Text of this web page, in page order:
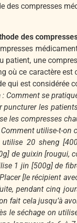
des compresses
des
patient, une
où ce caractère
qui est considérée
Comment se
puncturer les
les compresses
utilise-t-on
20 sheng
de guixin [rougui,
1 jin [500g] de
[le récipient
pendant cinq
fait cela jusqu’à
le séchage on